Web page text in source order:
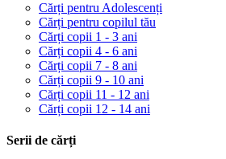
Cărți pentru Adolescenți
Cărți pentru copilul tău
Cărți copii 1 - 3 ani
Cărți copii 4 - 6 ani
Cărți copii 7 - 8 ani
Cărți copii 9 - 10 ani
Cărți copii 11 - 12 ani
Cărți copii 12 - 14 ani
Serii de cărți